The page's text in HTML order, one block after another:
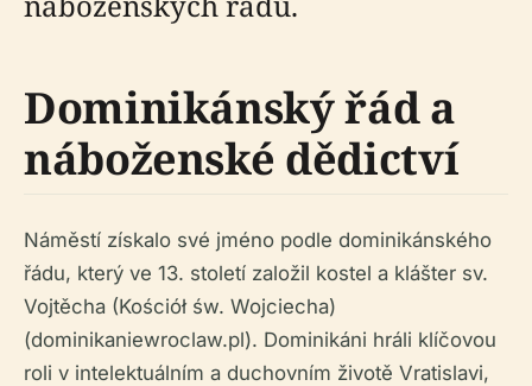
Dominikánský řád a
náboženské dědictví
Náměstí získalo své jméno podle dominikánského
řádu, který ve 13. století založil kostel a klášter sv.
Vojtěcha (Kościół św. Wojciecha)
(dominikaniewroclaw.pl). Dominikáni hráli klíčovou
roli v intelektuálním a duchovním životě Vratislavi,